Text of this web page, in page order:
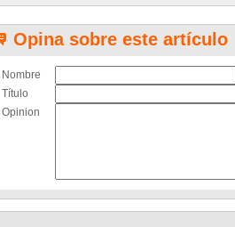
Opina sobre este artículo
Nombre
Título
Opinion